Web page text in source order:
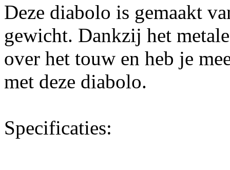
Deze diabolo is gemaakt
gewicht. Dankzij het
over het touw en heb je
met deze diabolo.
Specificaties: